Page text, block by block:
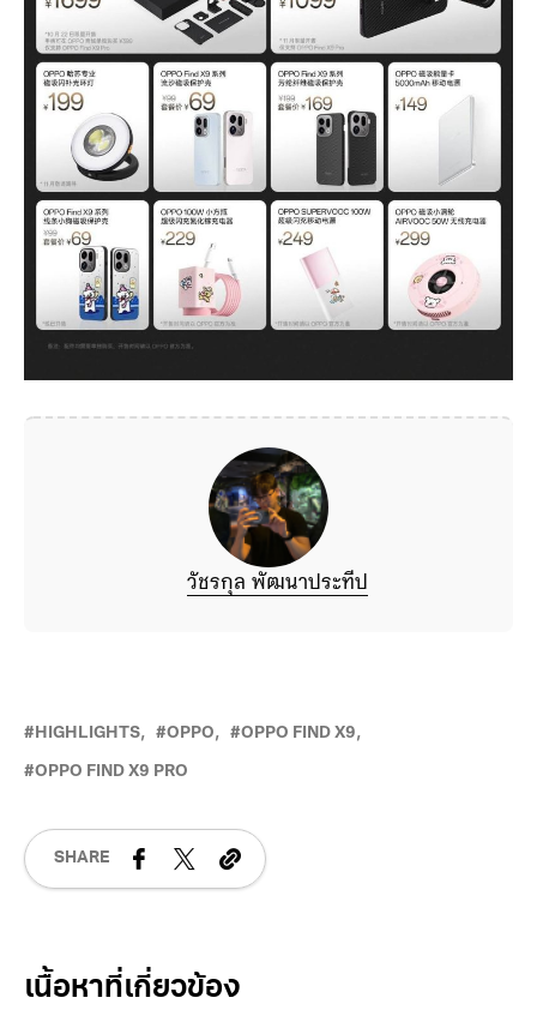
วัชรกุล พัฒนาประทีป
HIGHLIGHTS OPPO OPPO FIND X9
OPPO FIND X9 PRO
SHARE
Related Posts